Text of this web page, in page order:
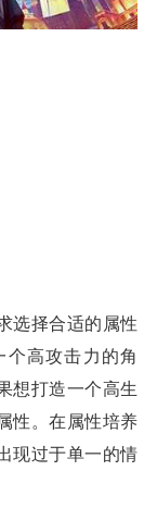
选择合适的属性
个高攻击力的角
想打造一个高生
性。在属性培养
现过于单一的情